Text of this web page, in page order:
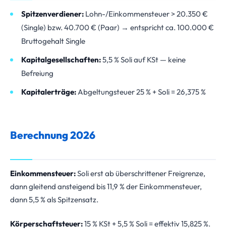
Spitzenverdiener: Lohn-/Einkommensteuer > 20.350 €
(Single) bzw. 40.700 € (Paar) → entspricht ca. 100.000 €
Bruttogehalt Single
Kapitalgesellschaften:5,5 % Soli auf KSt — keine
Befreiung
Kapitalerträge:Abgeltungsteuer 25 % + Soli = 26,375 %
Berechnung 2026
Einkommensteuer:Soli erst ab überschrittener Freigrenze,
dann gleitend ansteigend bis 11,9 % der Einkommensteuer,
dann 5,5 % als Spitzensatz.
Körperschaftsteuer:15 % KSt + 5,5 % Soli = effektiv 15,825 %.